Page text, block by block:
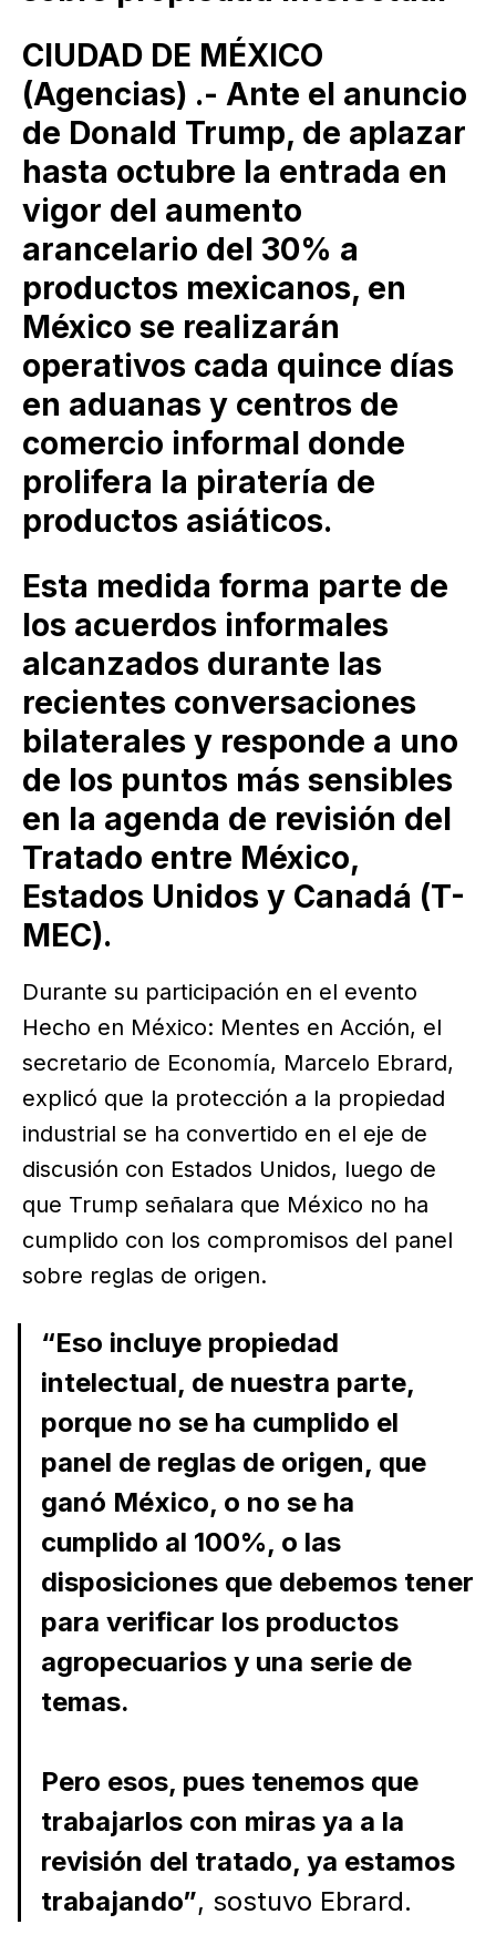
CIUDAD DE MÉXICO
(Agencias) .- Ante el anuncio
de Donald Trump, de aplazar
hasta octubre la entrada en
vigor del aumento
arancelario del 30% a
productos mexicanos, en
México se realizarán
operativos cada quince días
en aduanas y centros de
comercio informal donde
prolifera la piratería de
productos asiáticos.
Esta medida forma parte de
los acuerdos informales
alcanzados durante las
recientes conversaciones
bilaterales y responde a uno
de los puntos más sensibles
en la agenda de revisión del
Tratado entre México,
Estados Unidos y Canadá (T-
MEC).
Durante su participación en el evento
Hecho en México: Mentes en Acción, el
secretario de Economía, Marcelo Ebrard,
explicó que la protección a la propiedad
industrial se ha convertido en el eje de
discusión con Estados Unidos, luego de
que Trump señalara que México no ha
cumplido con los compromisos del panel
sobre reglas de origen.
“Eso incluye propiedad
intelectual, de nuestra parte,
porque no se ha cumplido el
panel de reglas de origen, que
ganó México, o no se ha
cumplido al 100%, o las
disposiciones que debemos tener
para verificar los productos
agropecuarios y una serie de
temas.
Pero esos, pues tenemos que
trabajarlos con miras ya a la
revisión del tratado, ya estamos
trabajando”, sostuvo Ebrard.